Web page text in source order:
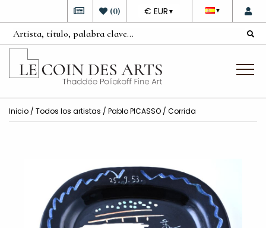
▼
DEVISE
€ EUR ▼
(0)
Inicio / Todos los artistas / Pablo PICASSO / Corrida